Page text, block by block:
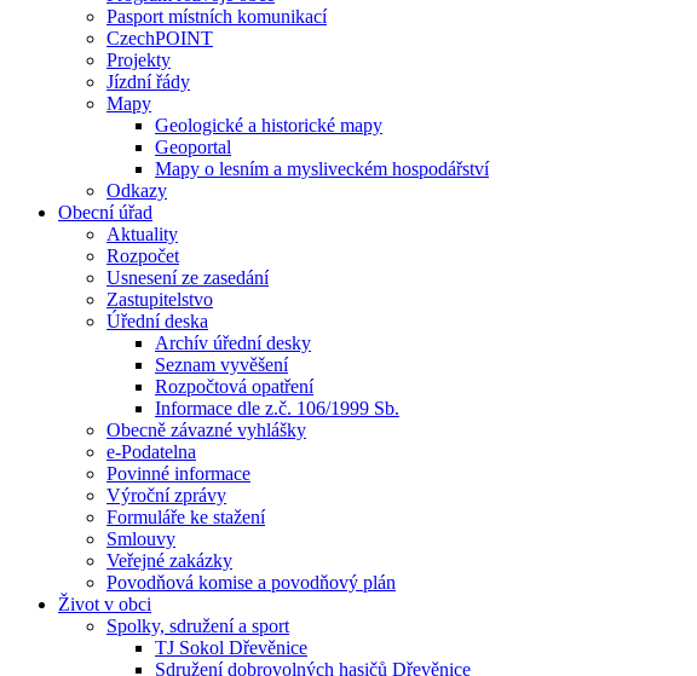
Pasport místních komunikací
CzechPOINT
Projekty
Jízdní řády
Mapy
Geologické a historické mapy
Geoportal
Mapy o lesním a mysliveckém hospodářství
Odkazy
Obecní úřad
Aktuality
Rozpočet
Usnesení ze zasedání
Zastupitelstvo
Úřední deska
Archív úřední desky
Seznam vyvěšení
Rozpočtová opatření
Informace dle z.č. 106/1999 Sb.
Obecně závazné vyhlášky
e-Podatelna
Povinné informace
Výroční zprávy
Formuláře ke stažení
Smlouvy
Veřejné zakázky
Povodňová komise a povodňový plán
Život v obci
Spolky, sdružení a sport
TJ Sokol Dřevěnice
Sdružení dobrovolných hasičů Dřevěnice